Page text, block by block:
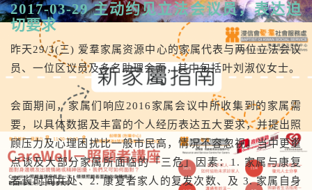
2017-03-29 主动约见立法会议员，表达迫
切要求
昨天29/3(三) 爱羣家属资源中心的家属代表与两位立法会议
员、一位区议员及多名助理会面，其中包括叶刘淑仪女士。
会面期间，家属们响应2016家属会议中所收集到的家属需
要，以具体数据及丰富的个人经历表达五大要求，并提出照
顾压力及心理困扰比一般市民高，情况不容忽视。当中更重
点谈及大部分家属所面临的「三危」因素：1. 家属与康复
者长时间共处、2. 康复者家人的复发次数、及 3. 家属自身